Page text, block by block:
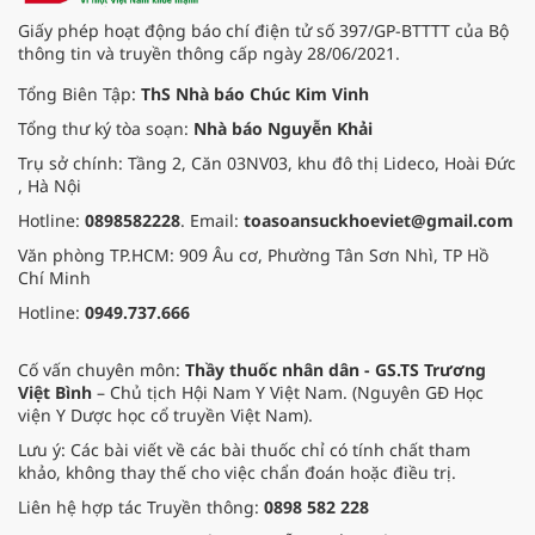
Giấy phép hoạt động báo chí điện tử số 397/GP-BTTTT của Bộ
thông tin và truyền thông cấp ngày 28/06/2021.
Tổng Biên Tập: ThS Nhà báo Chúc Kim Vinh
Tổng thư ký tòa soạn: Nhà báo Nguyễn Khải
Trụ sở chính: Tầng 2, Căn 03NV03, khu đô thị Lideco, Hoài Đức
, Hà Nội
Hotline: 0898582228. Email: toasoansuckhoeviet@gmail.com
Văn phòng TP.HCM: 909 Âu cơ, Phường Tân Sơn Nhì, TP Hồ
Chí Minh
Hotline: 0949.737.666
Cố vấn chuyên môn: Thầy thuốc nhân dân - GS.TS Trương
Việt Bình – Chủ tịch Hội Nam Y Việt Nam. (Nguyên GĐ Học
viện Y Dược học cổ truyền Việt Nam).
Lưu ý: Các bài viết về các bài thuốc chỉ có tính chất tham
khảo, không thay thế cho việc chẩn đoán hoặc điều trị.
Liên hệ hợp tác Truyền thông: 0898 582 228